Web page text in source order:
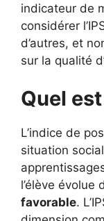
indicateur de
considérer
d’autres, et
sur la qualité
Quel
L’indice de
situation
l’élève évolue
favorable.